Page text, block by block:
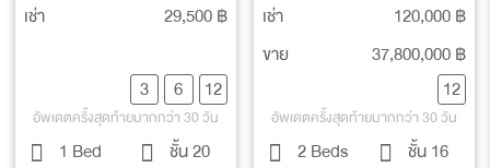
เช่า
29,500 ฿
3 6 12
อัพเดตครั้งสุดท้ายมากกว่า 30 วัน
1 Bed
ชั้น 20
Yoo Condominium]
เช่า
120,000 ฿
ขาย
37,800,000 ฿
12
อัพเดตครั้งสุดท้ายมากกว่า 30 วัน
2 Beds
ชั้น 16